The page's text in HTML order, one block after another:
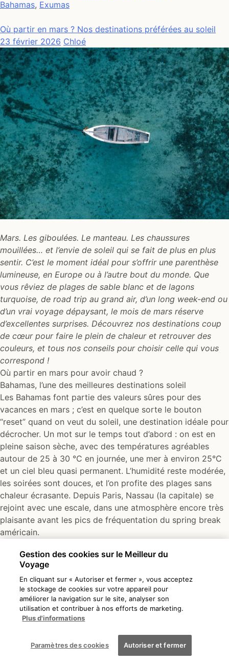
Bahamas, Exumas
Où partir en mars ? Nos destinations préférées au soleil
23 février 2026 Chloé
Mars. Les giboulées. Le manteau. Les chaussures
mouillées… et l’envie de soleil qui se fait de plus en plus
sentir. C’est le moment idéal pour s’offrir une parenthèse
lumineuse, en Europe ou à l’autre bout du monde. Que
vous rêviez de plages de sable blanc et de lagons
turquoise, de road trip au grand air, d’un long week-end ou
d’un vrai voyage dépaysant, le mois de mars réserve
d’excellentes surprises. Découvrez nos destinations coup
de cœur pour faire le plein de chaleur et retrouver des
couleurs, et tous nos conseils pour choisir celle qui vous
correspond !
Où partir en mars pour avoir chaud ?
Bahamas, l’une des meilleures destinations soleil
Les Bahamas font partie des valeurs sûres pour des
vacances en mars ; c’est en quelque sorte le bouton
“reset” quand on veut du soleil, une destination idéale pour
décrocher. Un mot sur le temps tout d’abord : on est en
pleine saison sèche, avec des températures agréables
autour de 25 à 30 °C en journée, une mer à environ 25°C
et un ciel bleu quasi permanent. L’humidité reste modérée,
les soirées sont douces, et l’on profite des plages sans
chaleur écrasante. Depuis Paris, Nassau (la capitale) se
rejoint avec une escale, dans une atmosphère encore très
plaisante avant les pics de fréquentation du spring break
américain.
Gestion des cookies sur le Meilleur du
Voyage
En cliquant sur « Autoriser et fermer », vous acceptez
le stockage de cookies sur votre appareil pour
améliorer la navigation sur le site, analyser son
utilisation et contribuer à nos efforts de marketing.
Plus d'informations
Paramètres des cookies Autoriser et fermer